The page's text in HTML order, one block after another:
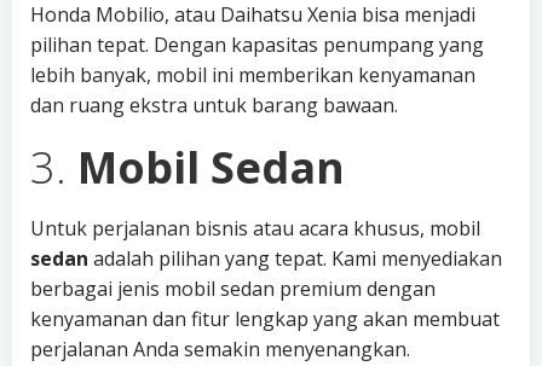
Honda Mobilio, atau Daihatsu Xenia bisa menjadi
pilihan tepat. Dengan kapasitas penumpang yang
lebih banyak, mobil ini memberikan kenyamanan
dan ruang ekstra untuk barang bawaan.
3. Mobil Sedan
Untuk perjalanan bisnis atau acara khusus, mobil
sedan adalah pilihan yang tepat. Kami menyediakan
berbagai jenis mobil sedan premium dengan
kenyamanan dan fitur lengkap yang akan membuat
perjalanan Anda semakin menyenangkan.